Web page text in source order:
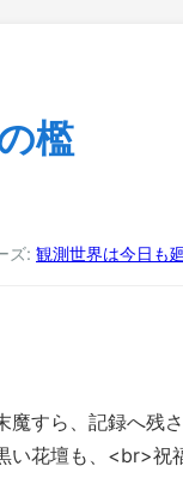
檻
ズ: 観測世界は今日も
すら、記録へ
花壇も、<br>